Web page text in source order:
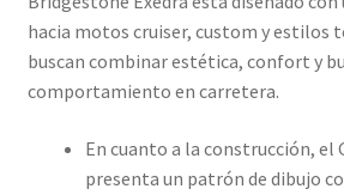
hacia motos cruiser, custom y estilos
buscan combinar estética, confort y
comportamiento en carretera.
En cuanto a la construcción, el
presenta un patrón de dibujo